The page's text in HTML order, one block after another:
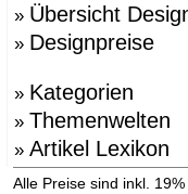
» Übersicht
» Designpreise
» Kategorien
» Themenwelten
» Artikel Lexikon
Alle Preise sind inkl.